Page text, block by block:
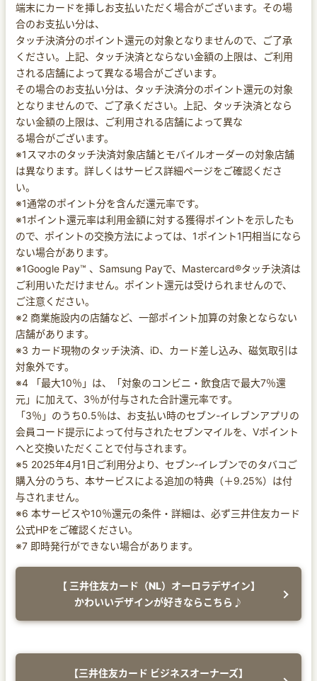
端末にカードを挿しお支払いただく場合がございます。その場
合のお支払い分は、
タッチ決済分のポイント還元の対象となりませんので、ご了承
ください。上記、タッチ決済とならない金額の上限は、ご利用
される店舗によって異なる場合がございます。
その場合のお支払い分は、タッチ決済分のポイント還元の対象
となりませんので、ご了承ください。上記、タッチ決済となら
ない金額の上限は、ご利用される店舗によって異な
る場合がございます。
※1スマホのタッチ決済対象店舗とモバイルオーダーの対象店舗
は異なります。詳しくはサービス詳細ページをご確認くださ
い。
※1通常のポイント分を含んだ還元率です。
※1ポイント還元率は利用金額に対する獲得ポイントを示したも
ので、ポイントの交換方法によっては、1ポイント1円相当になら
ない場合があります。
※1Google Pay™ 、Samsung Payで、Mastercard®タッチ決済は
ご利用いただけません。ポイント還元は受けられませんので、
ご注意ください。
※2 商業施設内の店舗など、一部ポイント加算の対象とならない
店舗があります。
※3 カード現物のタッチ決済、iD、カード差し込み、磁気取引は
対象外です。
※4 「最大10％」は、「対象のコンビニ・飲食店で最大7％還
元」に加えて、3％が付与された合計還元率です。
「3％」のうち0.5％は、お支払い時のセブン-イレブンアプリの
会員コード提示によって付与されたセブンマイルを、Vポイント
へと交換いただくことで付与されます。
※5 2025年4月1日ご利用分より、セブン‐イレブンでのタバコご
購入分のうち、本サービスによる追加の特典（＋9.25%）は付
与されません。
※6 本サービスや10％還元の条件・詳細は、必ず三井住友カード
公式HPをご確認ください。
※7 即時発行ができない場合があります。
【 三井住友カード（NL）オーロラデザイン】
かわいいデザインが好きならこちら♪
【三井住友カード ビジネスオーナーズ】